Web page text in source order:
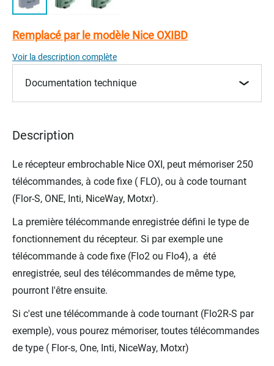
to
beginning
Remplacé par le modèle Nice OXIBD
Voir la description complète
Documentation technique
Description
Le récepteur embrochable Nice OXI, peut mémoriser 250
télécommandes, à code fixe ( FLO), ou à code tournant
(Flor-S, ONE, Inti, NiceWay, Motxr).
La première télécommande enregistrée défini le type de
fonctionnement du récepteur. Si par exemple une
télécommande à code fixe (Flo2 ou Flo4), a été
enregistrée, seul des télécommandes de même type,
pourront l'être ensuite.
Si c'est une télécommande à code tournant (Flo2R-S par
exemple), vous pourez mémoriser, toutes télécommandes
de type ( Flor-s, One, Inti, NiceWay, Motxr)